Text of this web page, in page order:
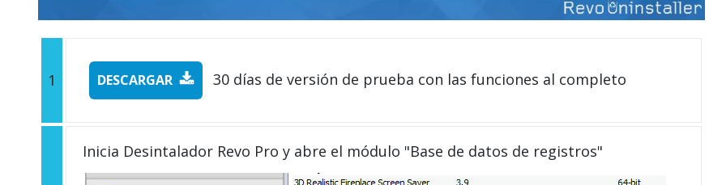
1 DESCARGAR 30 días de versión de prueba con las funciones al completo
Inicia Desintalador Revo Pro y abre el módulo "Base de datos de registros"